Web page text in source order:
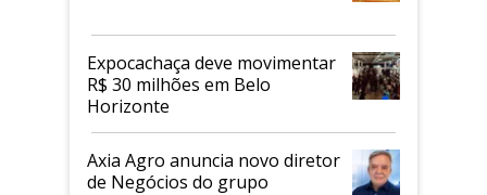
Expocachaça deve movimentar
R$ 30 milhões em Belo
Horizonte
Axia Agro anuncia novo diretor
de Negócios do grupo